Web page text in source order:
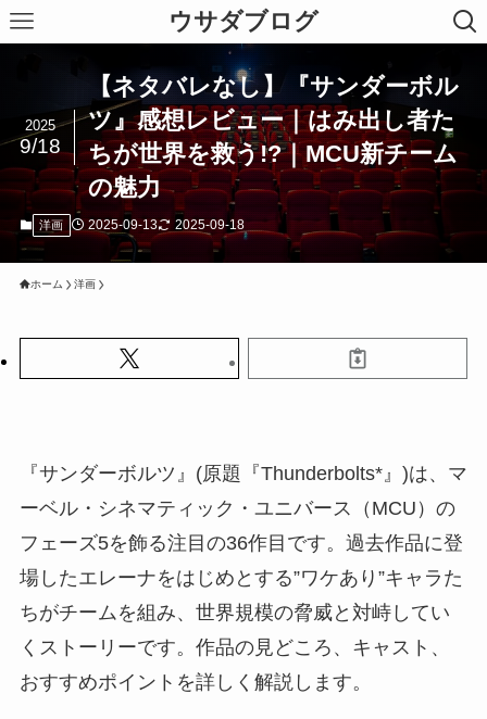
ウサダブログ
【ネタバレなし】『サンダーボル
ツ』感想レビュー｜はみ出し者た
ちが世界を救う!?｜MCU新チーム
の魅力
2025
9/18
洋画 2025-09-13 2025-09-18
ホーム 洋画
『サンダーボルツ』(原題『Thunderbolts*』)は、マ
ーベル・シネマティック・ユニバース（MCU）の
フェーズ5を飾る注目の36作目です。過去作品に登
場したエレーナをはじめとする”ワケあり”キャラた
ちがチームを組み、世界規模の脅威と対峙してい
くストーリーです。作品の見どころ、キャスト、
おすすめポイントを詳しく解説します。